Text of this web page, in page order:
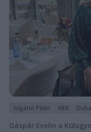
Szijjártó Péter NER
Gáspár Evelin a